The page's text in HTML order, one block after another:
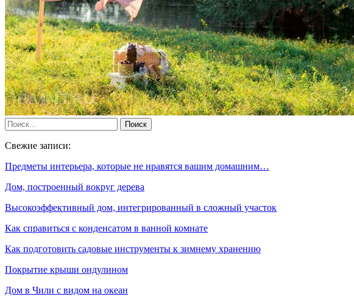
Свежие записи:
Предметы интерьера, которые не нравятся вашим домашним…
Дом, построенный вокруг дерева
Высокоэффективный дом, интегрированный в сложный участок
Как справиться с конденсатом в ванной комнате
Как подготовить садовые инструменты к зимнему хранению
Покрытие крыши ондулином
Дом в Чили с видом на океан